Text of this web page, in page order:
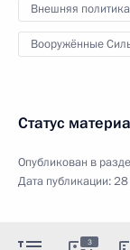
Внешняя политика
Вооружённые
Статус
Опубликован в
Дата публикации:28
3